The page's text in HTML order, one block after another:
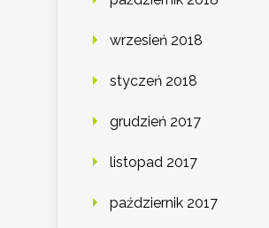
wrzesień 2018
styczeń 2018
grudzień 2017
listopad 2017
październik 2017